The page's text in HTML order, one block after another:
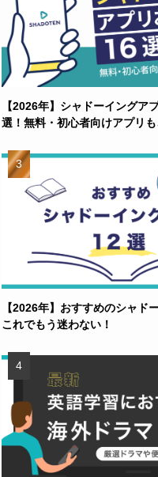
【2026年】シャドーイングア
選！無料・初心者向けアプリ
【2026年】おすすめのシャド
これでもう迷わない！